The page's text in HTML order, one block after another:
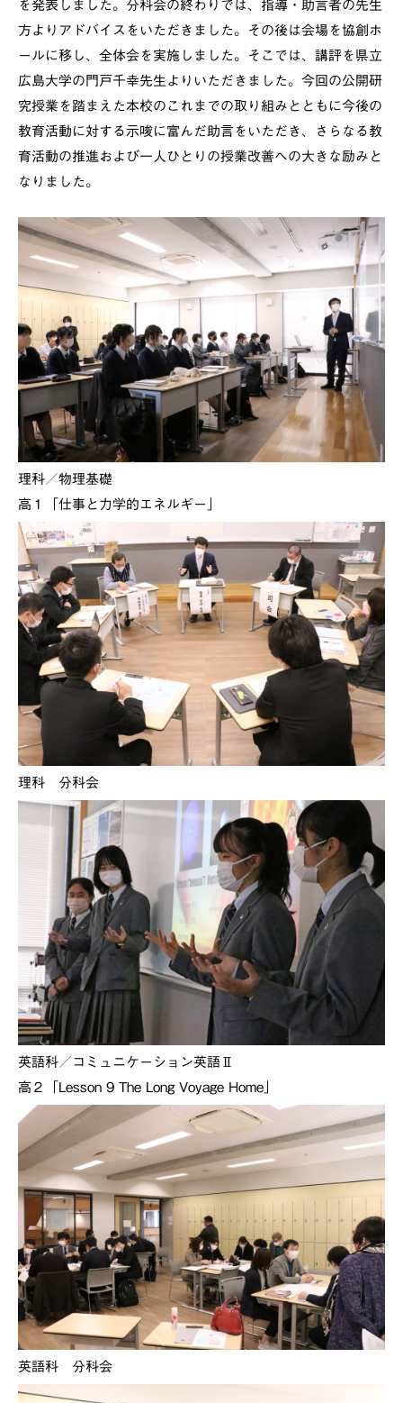
を発表しました。分科会の終わりでは、指導・助言者の先生
方よりアドバイスをいただきました。その後は会場を協創ホ
ールに移し、全体会を実施しました。そこでは、講評を県立
広島大学の門戸千幸先生よりいただきました。今回の公開研
究授業を踏まえた本校のこれまでの取り組みとともに今後の
教育活動に対する示唆に富んだ助言をいただき、さらなる教
育活動の推進および一人ひとりの授業改善への大きな励みと
なりました。
理科／物理基礎
高１「仕事と力学的エネルギー」
理科 分科会
英語科／コミュニケーション英語Ⅱ
高２「Lesson 9 The Long Voyage Home」
英語科 分科会